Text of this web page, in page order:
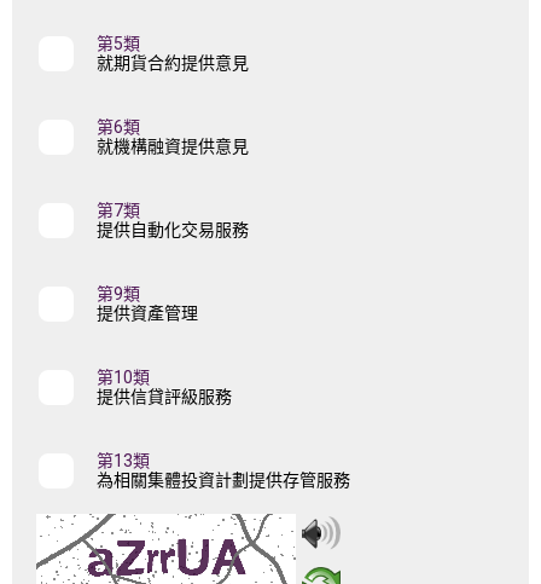
第5類
就期貨合約提供意見
第6類
就機構融資提供意見
第7類
提供自動化交易服務
第9類
提供資產管理
第10類
提供信貸評級服務
第13類
為相關集體投資計劃提供存管服務